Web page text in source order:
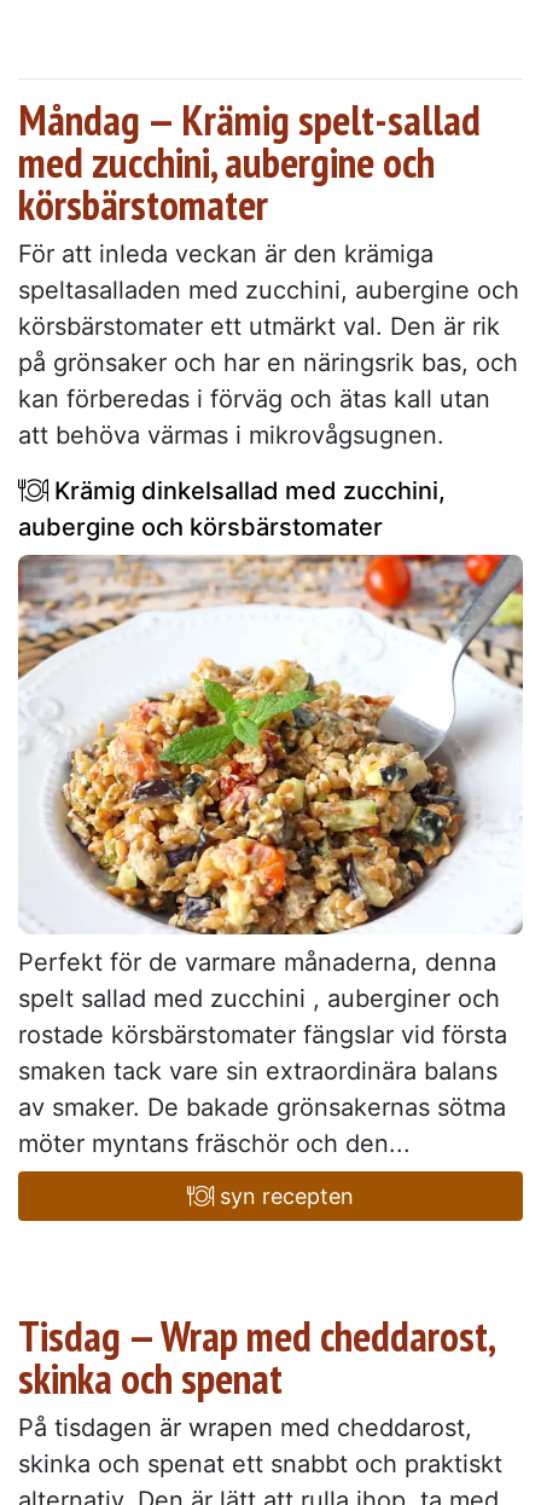
Måndag — Krämig spelt-sallad
med zucchini, aubergine och
körsbärstomater
För att inleda veckan är den krämiga
speltasalladen med zucchini, aubergine och
körsbärstomater ett utmärkt val. Den är rik
på grönsaker och har en näringsrik bas, och
kan förberedas i förväg och ätas kall utan
att behöva värmas i mikrovågsugnen.
Krämig dinkelsallad med zucchini,
aubergine och körsbärstomater
Perfekt för de varmare månaderna, denna
spelt sallad med zucchini , auberginer och
rostade körsbärstomater fängslar vid första
smaken tack vare sin extraordinära balans
av smaker. De bakade grönsakernas sötma
möter myntans fräschör och den...
syn recepten
Tisdag — Wrap med cheddarost,
skinka och spenat
På tisdagen är wrapen med cheddarost,
skinka och spenat ett snabbt och praktiskt